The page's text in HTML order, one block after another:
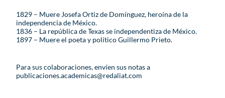
1829 – Muere Josefa Ortiz de Domínguez, heroína de la
independencia de México.
1836 – La república de Texas se independentiza de México.
1897 – Muere el poeta y político Guillermo Prieto.
Para sus colaboraciones, envíen sus notas a
publicaciones.academicas@redaliat.com